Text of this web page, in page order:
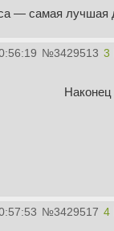
— самая лучшая
№3429513 3
№3429517 4